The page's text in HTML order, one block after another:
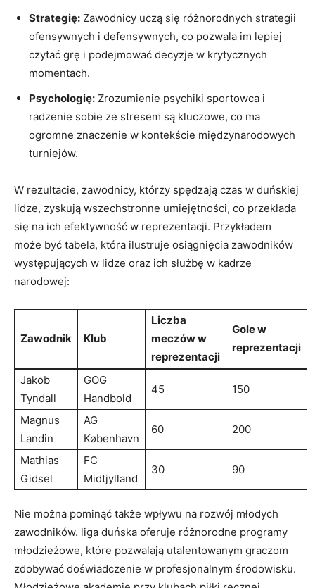
Strategię: Zawodnicy uczą się różnorodnych strategii⁤
ofensywnych i defensywnych, co pozwala im lepiej⁣
czytać⁢ grę i podejmować ‍decyzje w krytycznych
momentach.
Psychologię: Zrozumienie ‍psychiki sportowca i
radzenie ⁣sobie ze stresem są ⁢kluczowe, co⁤ ma
ogromne znaczenie w kontekście ‍międzynarodowych
turniejów.
W ​rezultacie, zawodnicy, którzy spędzają czas⁤ w duńskiej⁣
lidze, zyskują wszechstronne umiejętności, co przekłada
‌się na⁤ ich efektywność w ⁤reprezentacji. Przykładem
może być tabela, która ilustruje ⁣osiągnięcia zawodników
występujących w⁤ lidze oraz ich służbę ⁤w kadrze
narodowej:
Zawodnik Klub
Liczba
meczów w
reprezentacji
Gole w
reprezentacji
Jakob
Tyndall
GOG
⁤Handbold
45 150
Magnus
Landin
AG
København
60 200
Mathias
Gidsel
FC
Midtjylland
30 90
Nie można pominąć także wpływu ⁢na rozwój młodych
zawodników. liga duńska oferuje różnorodne ​programy
młodzieżowe, które pozwalają utalentowanym graczom
zdobywać⁣ doświadczenie w profesjonalnym środowisku.